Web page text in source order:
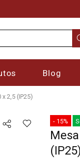
Blog
2,5 (IP25)
- 15%